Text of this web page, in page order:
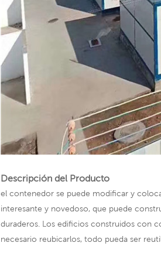
Descripción del Producto
el contenedor se puede modificar y
interesante y novedoso, que puede
duraderos. Los edificios construidos con
necesario reubicarlos, todo pueda ser